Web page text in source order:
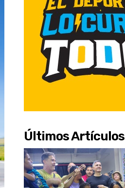
Últimos Artículos